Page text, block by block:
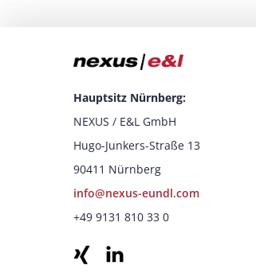
Hauptsitz Nürnberg:
NEXUS / E&L GmbH
Hugo-Junkers-Straße 13
90411 Nürnberg
info@nexus-eundl.com
+49 9131 810 33 0